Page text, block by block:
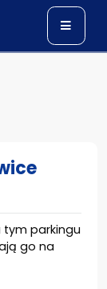
tym parkingu
go na